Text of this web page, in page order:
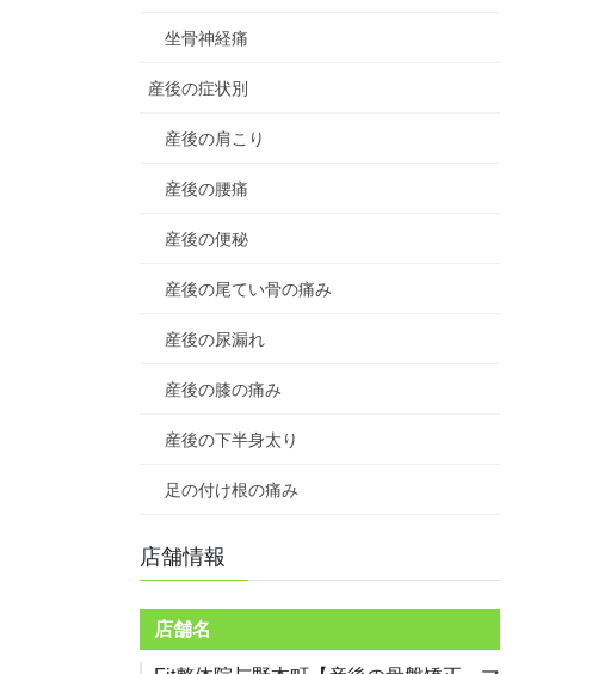
坐骨神経痛
産後の症状別
産後の肩こり
産後の腰痛
産後の便秘
産後の尾てい骨の痛み
産後の尿漏れ
産後の膝の痛み
産後の下半身太り
足の付け根の痛み
店舗情報
店舗名